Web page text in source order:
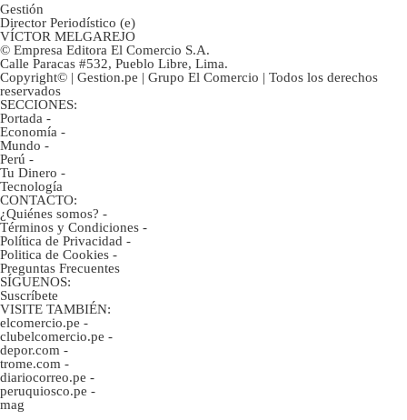
Gestión
Director Periodístico (e)
VÍCTOR MELGAREJO
© Empresa Editora El Comercio S.A.
Calle Paracas #532, Pueblo Libre, Lima.
Copyright© | Gestion.pe | Grupo El Comercio | Todos los derechos
reservados
SECCIONES:
Portada -
Economía -
Mundo -
Perú -
Tu Dinero -
Tecnología
CONTACTO:
¿Quiénes somos? -
Términos y Condiciones -
Política de Privacidad -
Politica de Cookies -
Preguntas Frecuentes
SÍGUENOS:
Suscríbete
VISITE TAMBIÉN:
elcomercio.pe -
clubelcomercio.pe -
depor.com -
trome.com -
diariocorreo.pe -
peruquiosco.pe -
mag